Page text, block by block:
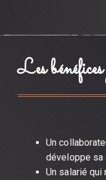
Les
Un
développe sa
Un salarié qui